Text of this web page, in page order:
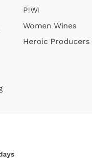
PIWI
Women Wines
Heroic Producers